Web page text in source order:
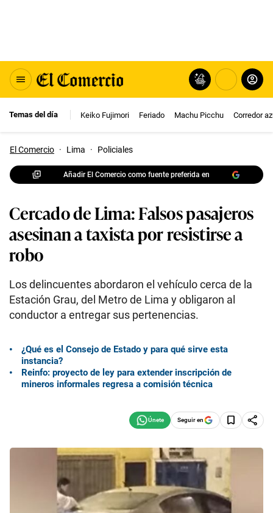
Temas del día Keiko Fujimori Feriado Machu Picchu Corredor
El Comercio · Lima · Policiales
Añadir El Comercio como fuente preferida en
Cercado de Lima: Falsos pasajeros
asesinan a taxista por resistirse a
robo
Los delincuentes abordaron el vehículo cerca de la
Estación Grau, del Metro de Lima y obligaron al
conductor a entregar sus pertenencias.
¿Qué es el Consejo de Estado y para qué sirve esta
instancia?
Reinfo: proyecto de ley para extender inscripción de
mineros informales regresa a comisión técnica
Seguir en